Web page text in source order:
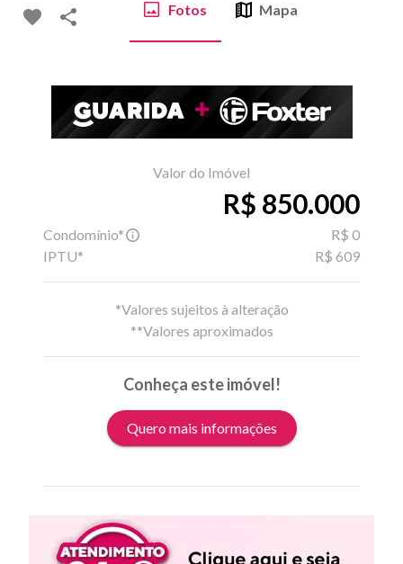
Fotos Mapa
Valor do Imóvel
R$ 850.000
Condomínio*
R$ 0
IPTU*
R$ 609
*Valores sujeitos à alteração
**Valores aproximados
Conheça este imóvel!
Quero mais informações